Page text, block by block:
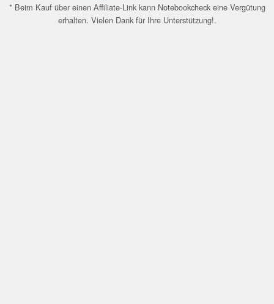
* Beim Kauf über einen Affiliate-Link kann Notebookcheck eine Vergütung
erhalten. Vielen Dank für Ihre Unterstützung!.